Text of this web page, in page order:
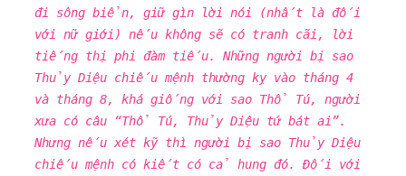
đi sông biển, giữ gìn lời nói (nhất là đối
với nữ giới) nếu không sẽ có tranh cãi, lời
tiếng thị phi đàm tiếu. Những người bị sao
Thủy Diệu chiếu mệnh thường kỵ vào tháng 4
và tháng 8, khá giống với sao Thổ Tú, người
xưa có câu “Thổ Tú, Thủy Diệu tứ bát ai”.
Nhưng nếu xét kỹ thì người bị sao Thủy Diệu
chiếu mệnh có kiết có cả hung đó. Đối với